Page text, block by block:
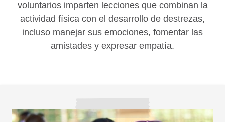
voluntarios imparten lecciones que combinan la
actividad física con el desarrollo de destrezas,
incluso manejar sus emociones, fomentar las
amistades y expresar empatía.